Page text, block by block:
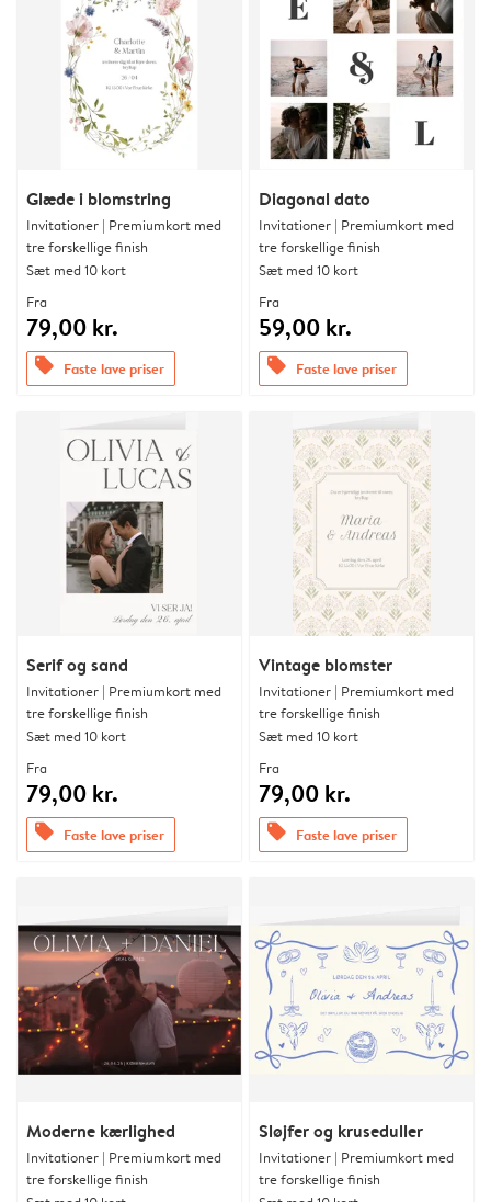
Glæde i blomstring
Invitationer | Premiumkort med
tre forskellige finish
Sæt med 10 kort
Fra
79,00 kr.
offers Faste lave priser
Diagonal dato
Invitationer | Premiumkort med
tre forskellige finish
Sæt med 10 kort
Fra
59,00 kr.
offers Faste lave priser
Serif og sand
Invitationer | Premiumkort med
tre forskellige finish
Sæt med 10 kort
Fra
79,00 kr.
offers Faste lave priser
Vintage blomster
Invitationer | Premiumkort med
tre forskellige finish
Sæt med 10 kort
Fra
79,00 kr.
offers Faste lave priser
Moderne kærlighed
Invitationer | Premiumkort med
tre forskellige finish
Sløjfer og kruseduller
Invitationer | Premiumkort med
tre forskellige finish